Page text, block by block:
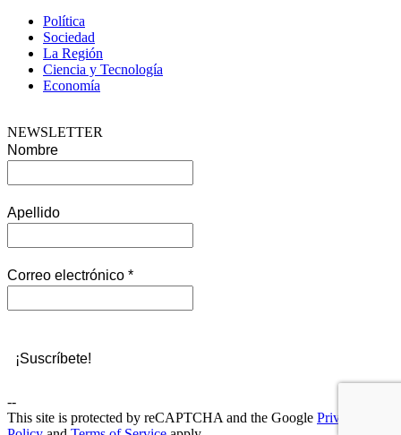
Política
Sociedad
La Región
Ciencia y Tecnología
Economía
NEWSLETTER
Nombre
Apellido
Correo electrónico *
--
This site is protected by reCAPTCHA and the Google Privacy